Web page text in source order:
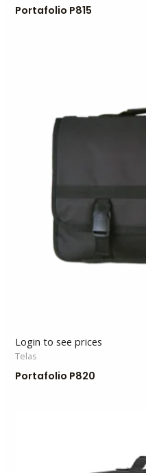
Portafolio P815
Login to see prices
Telas
Portafolio P820